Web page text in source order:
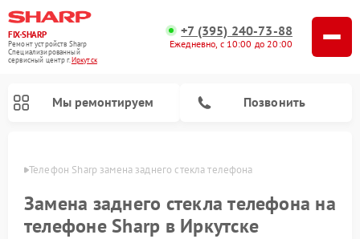
FIX-SHARP
Ремонт устройств Sharp
Специализированный
cервисный центр г.Иркутск
+7 (395) 240-73-88
Ежедневно, с 10:00 до 20:00
Мы ремонтируем Позвонить
Телефон Sharp замена заднего стекла телефона
Замена заднего стекла телефона на
телефоне Sharp в Иркутске